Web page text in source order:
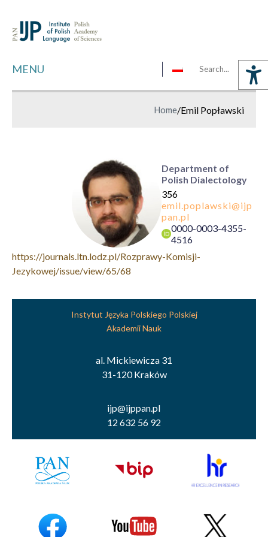
MENU
Home/Emil Popławski
Department of
Polish Dialectology
356
0000-0003-4355-
4516
https://journals.ltn.lodz.pl/Rozprawy-Komisji-
Jezykowej/issue/view/65/68
Instytut Języka Polskiego Polskiej
Akademii Nauk
al. Mickiewicza 31
31-120 Kraków
ijp@ijppan.pl
12 632 56 92